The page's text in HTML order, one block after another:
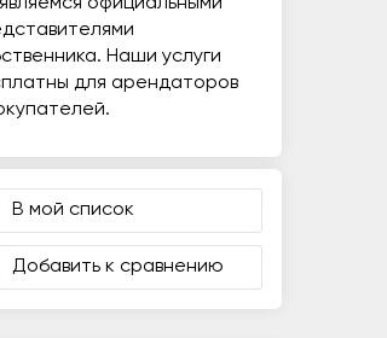
официальными
Наши услуги
для арендаторов
В мой список
Добавить к сравнению